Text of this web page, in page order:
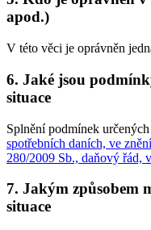
apod.)
V této věci je oprávněn
6. Jaké jsou
situace
Splnění podmínek určených
spotřebních daních, ve
280/2009 Sb., daňový řád,
7. Jakým způsobem
situace